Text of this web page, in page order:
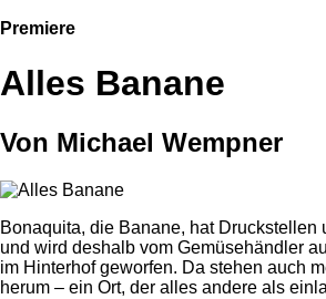
Premiere
Alles Banane
Von Michael Wempner
Bonaquita, die Banane, hat Druckstellen
und wird deshalb vom Gemüsehändler
im Hinterhof geworfen. Da stehen auch
herum – ein Ort, der alles andere als